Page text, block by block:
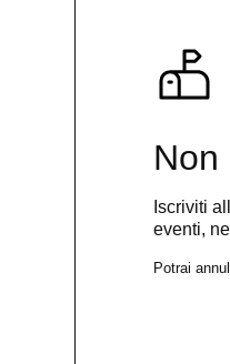
Non
Iscriviti
eventi,
Potrai